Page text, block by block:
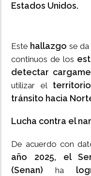
Estados Unidos.
Este hallazgo se
continuos de los
detectar
utilizar el
tránsito hacia
Lucha contra el
De acuerdo con
año 2025, el
(Senan) ha